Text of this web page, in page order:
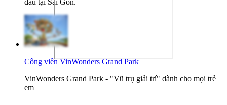
đầu tại Sài Gòn.
Công viên VinWonders Grand Park
VinWonders Grand Park - "Vũ trụ giải trí" dành cho mọi trẻ
em